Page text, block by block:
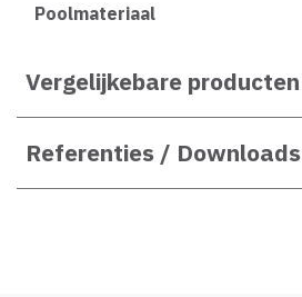
Poolmateriaal
Vergelijkebare producten
Referenties / Downloads